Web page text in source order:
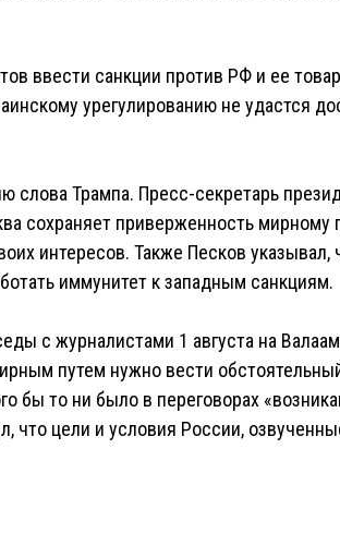
ввести санкции против РФ и ее
урегулированию не удастся
слова Трампа. Пресс-секретарь
сохраняет приверженность мирному
интересов. Также Песков указывал,
иммунитет к западным санкциям.
с журналистами 1 августа на
путем нужно вести
бы то ни было в переговорах
что цели и условия России,